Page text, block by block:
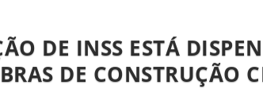
DE INSS ESTÁ
DE CONSTRUÇÃO